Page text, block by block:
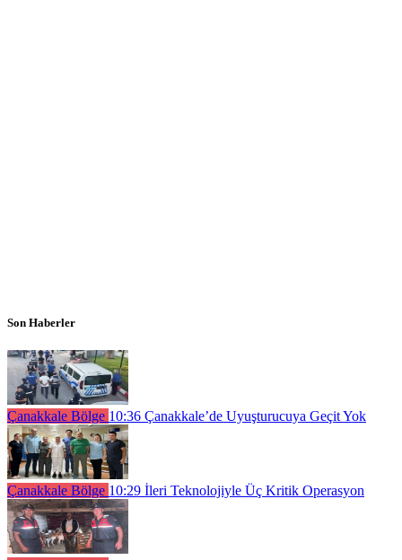
Son Haberler
Çanakkale Bölge 10:36 Çanakkale’de Uyuşturucuya Geçit Yok
Çanakkale Bölge 10:29 İleri Teknolojiyle Üç Kritik Operasyon